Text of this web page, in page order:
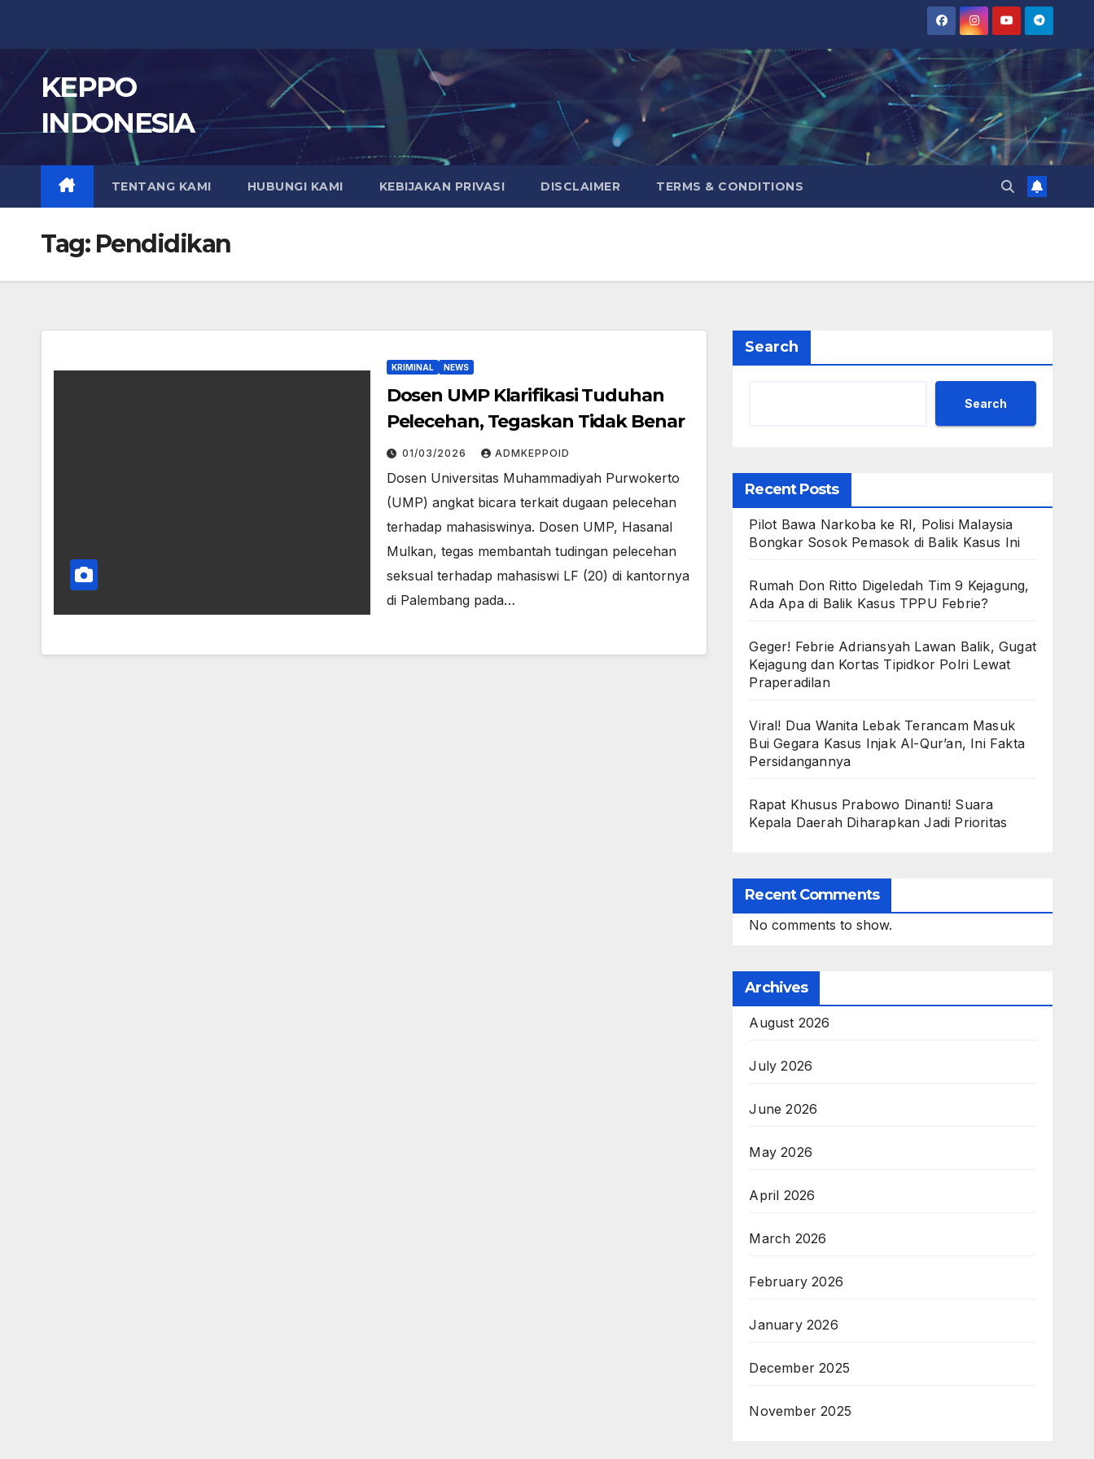
content
KEPPO
INDONESIA
TENTANG KAMI HUBUNGI KAMI KEBIJAKAN PRIVASI DISCLAIMER TERMS & CONDITIONS
Tag: Pendidikan
KRIMINAL NEWS
Dosen UMP Klarifikasi Tuduhan
Pelecehan, Tegaskan Tidak Benar
01/03/2026 ADMKEPPOID
Dosen Universitas Muhammadiyah Purwokerto
(UMP) angkat bicara terkait dugaan pelecehan
terhadap mahasiswinya. Dosen UMP, Hasanal
Mulkan, tegas membantah tudingan pelecehan
seksual terhadap mahasiswi LF (20) di kantornya
di Palembang pada…
Search
Search
Recent Posts
Pilot Bawa Narkoba ke RI, Polisi Malaysia
Bongkar Sosok Pemasok di Balik Kasus Ini
Rumah Don Ritto Digeledah Tim 9 Kejagung,
Ada Apa di Balik Kasus TPPU Febrie?
Geger! Febrie Adriansyah Lawan Balik, Gugat
Kejagung dan Kortas Tipidkor Polri Lewat
Praperadilan
Viral! Dua Wanita Lebak Terancam Masuk
Bui Gegara Kasus Injak Al-Qur’an, Ini Fakta
Persidangannya
Rapat Khusus Prabowo Dinanti! Suara
Kepala Daerah Diharapkan Jadi Prioritas
Recent Comments
No comments to show.
Archives
August 2026
July 2026
June 2026
May 2026
April 2026
March 2026
February 2026
January 2026
December 2025
November 2025